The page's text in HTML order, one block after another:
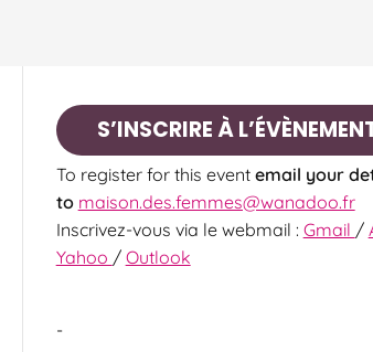
S’INSCRIRE À
To register for this event email your
to maison.des.femmes@wanadoo.fr
Inscrivez-vous via le webmail : Gmail /
Yahoo / Outlook
-